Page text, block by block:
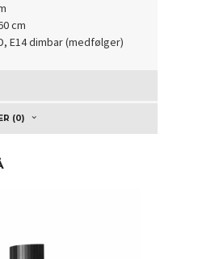
cm
E14 dimbar (medfølger)
(0)